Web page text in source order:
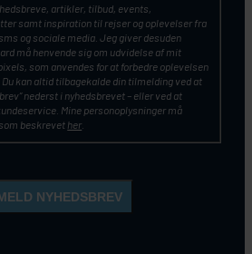
artikler, tilbud, events,
samt inspiration til rejser og oplevelser fra
og sociale media. Jeg giver desuden
må henvende sig om udvidelse af mit
som anvendes for at forbedre oplevelsen
kan altid tilbagekalde din tilmelding ved at
nederst i nyhedsbrevet – eller ved at
Mine personoplysninger må
beskrevet her